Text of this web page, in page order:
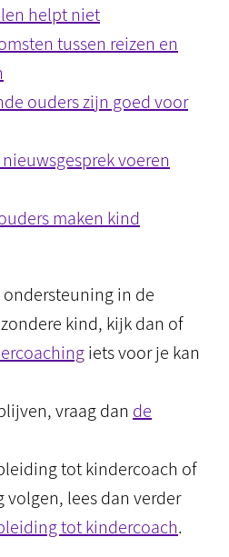
helpt niet
tussen reizen en
ouders zijn goed voor
voeren
maken kind
in de
kind, kijk dan of
iets voor je kan
vraag dan de
tot kindercoach of
lees dan verder
tot kindercoach.